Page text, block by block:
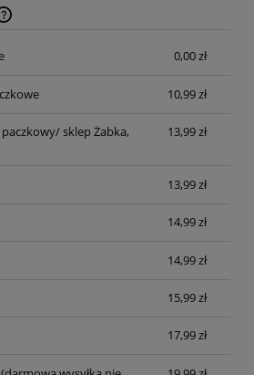
kosztów płatności
0,00 zł
10,99 zł
sklep Żabka,
13,99 zł
13,99 zł
14,99 zł
14,99 zł
15,99 zł
17,99 zł